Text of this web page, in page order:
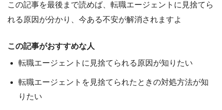
この記事を最後まで読めば、転職エージェントに見捨てら
れる原因が分かり、 今ある不安が解消されますよ
この記事がおすすめな人
転職エージェントに見捨てられる原因が知りたい
転職エージェントを見捨てられたときの対処方法が知
りたい